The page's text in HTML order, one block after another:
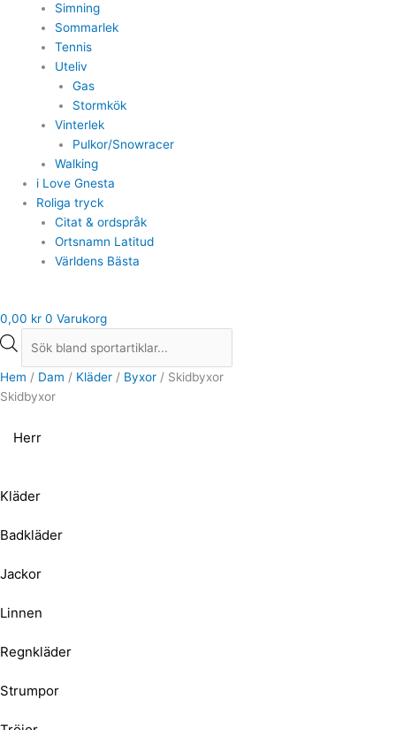
Simning
Sommarlek
Tennis
Uteliv
Gas
Stormkök
Vinterlek
Pulkor/Snowracer
Walking
i Love Gnesta
Roliga tryck
Citat & ordspråk
Ortsnamn Latitud
Världens Bästa
0,00 kr 0 Varukorg
Hem / Dam / Kläder / Byxor / Skidbyxor
Skidbyxor
Herr
Kläder
Badkläder
Jackor
Linnen
Regnkläder
Strumpor